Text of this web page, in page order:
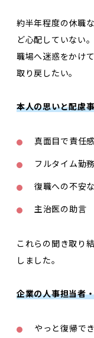
約半年程度の休職
ど心配していない。
職場へ迷惑をかけ
取り戻したい。
本人の思いと配慮
真面目で責任
フルタイム勤
復職への不安
主治医の助言
これらの聞き取り
しました。
企業の人事担当者
やっと復帰で